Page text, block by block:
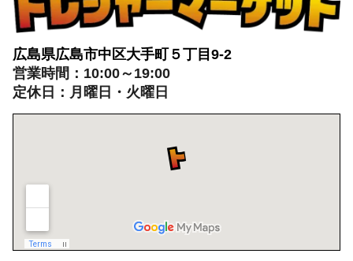
広島県広島市中区大手町５丁目9-2
営業時間：10:00～19:00
定休日：月曜日・火曜日